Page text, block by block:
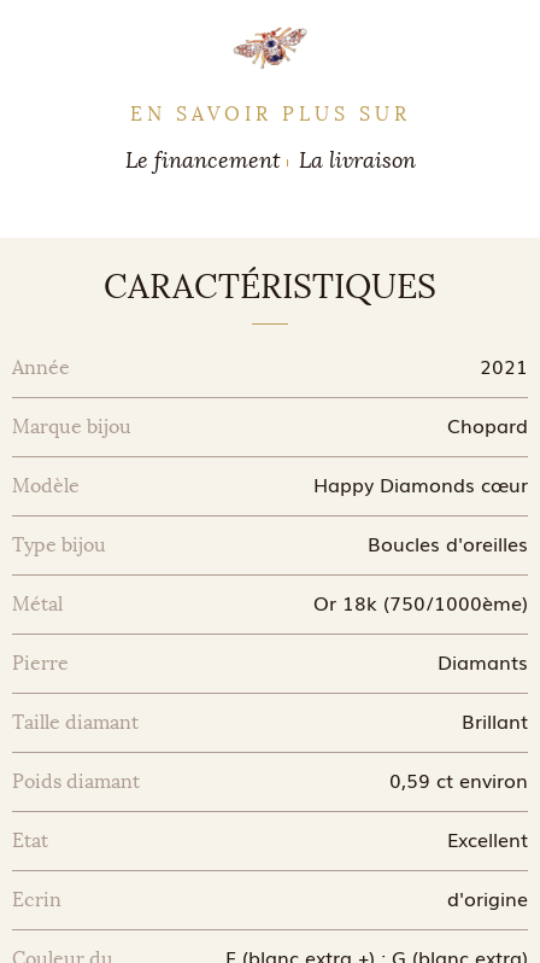
EN SAVOIR PLUS SUR
Le financement La livraison
CARACTÉRISTIQUES
Année 2021
Marque bijou Chopard
Modèle Happy Diamonds cœur
Type bijou Boucles d'oreilles
Métal Or 18k (750/1000ème)
Pierre Diamants
Taille diamant Brillant
Poids diamant 0,59 ct environ
Etat Excellent
Ecrin d'origine
F (blanc extra +) ; G (blanc extra)